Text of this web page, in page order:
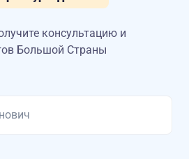
консультацию и
Большой Страны